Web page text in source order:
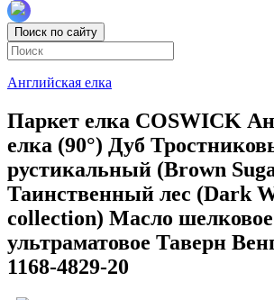
Поиск по сайту
Английская елка
Паркет елка COSWICK
елка (90°) Дуб
рустикальный (Brown
Таинственный лес (Dark
collection) Масло шелковое
ультраматовое Таверн
1168-4829-20